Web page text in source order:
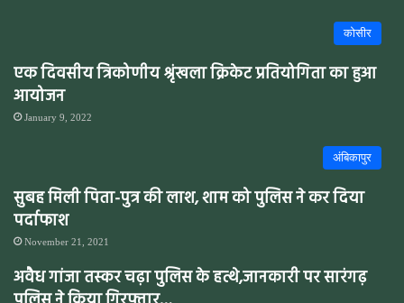
कोसीर
एक दिवसीय त्रिकोणीय श्रृंखला क्रिकेट प्रतियोगिता का हुआ
आयोजन
January 9, 2022
अंबिकापुर
सुबह मिली पिता-पुत्र की लाश, शाम को पुलिस ने कर दिया
पर्दाफाश
November 21, 2021
अवैध गांजा तस्कर चढ़ा पुलिस के हत्थे,जानकारी पर सारंगढ़